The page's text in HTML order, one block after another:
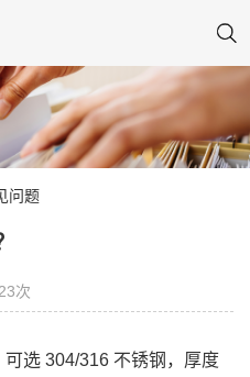
问题
次
选 304/316 不锈钢，厚度